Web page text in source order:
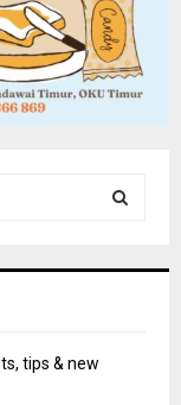
tips & new